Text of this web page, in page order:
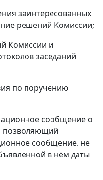
заинтересованных
решений Комиссии;
Комиссии и
заседаний
по поручению
сообщение о
позволяющий
сообщение, не
в нём даты